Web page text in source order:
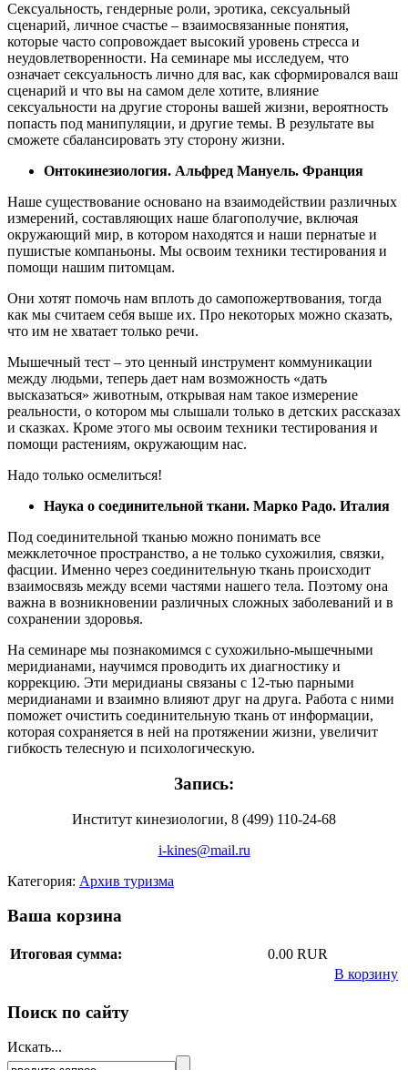
Сексуальность, гендерные роли, эротика, сексуальный
сценарий, личное счастье – взаимосвязанные понятия,
которые часто сопровождает высокий уровень стресса и
неудовлетворенности. На семинаре мы исследуем, что
означает сексуальность лично для вас, как сформировался ваш
сценарий и что вы на самом деле хотите, влияние
сексуальности на другие стороны вашей жизни, вероятность
попасть под манипуляции, и другие темы. В результате вы
сможете сбалансировать эту сторону жизни.
Онтокинезиология. Альфред Мануель. Франция
Наше существование основано на взаимодействии различных
измерений, составляющих наше благополучие, включая
окружающий мир, в котором находятся и наши пернатые и
пушистые компаньоны. Мы освоим техники тестирования и
помощи нашим питомцам.
Они хотят помочь нам вплоть до самопожертвования, тогда
как мы считаем себя выше их. Про некоторых можно сказать,
что им не хватает только речи.
Мышечный тест – это ценный инструмент коммуникации
между людьми, теперь дает нам возможность «дать
высказаться» животным, открывая нам такое измерение
реальности, о котором мы слышали только в детских рассказах
и сказках. Кроме этого мы освоим техники тестирования и
помощи растениям, окружающим нас.
Надо только осмелиться!
Наука о соединительной ткани. Марко Радо. Италия
Под соединительной тканью можно понимать все
межклеточное пространство, а не только сухожилия, связки,
фасции. Именно через соединительную ткань происходит
взаимосвязь между всеми частями нашего тела. Поэтому она
важна в возникновении различных сложных заболеваний и в
сохранении здоровья.
На семинаре мы познакомимся с сухожильно-мышечными
меридианами, научимся проводить их диагностику и
коррекцию. Эти меридианы связаны с 12-тью парными
меридианами и взаимно влияют друг на друга. Работа с ними
поможет очистить соединительную ткань от информации,
которая сохраняется в ней на протяжении жизни, увеличит
гибкость телесную и психологическую.
Запись:
Институт кинезиологии, 8 (499) 110-24-68
i-kines@mail.ru
Категория: Архив туризма
Ваша корзина
Итоговая сумма:
0.00 RUR
В корзину
Поиск по сайту
Искать...